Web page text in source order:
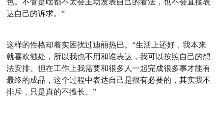
色。不管是啥都不太会主动发表自己的看法，也不会直接表
达自己的诉求。”
这样的性格却着实困扰过迪丽热巴。“生活上还好，我本来
就喜欢独处，所以我也不用和谁表达，我可以按照自己的想
法安排。但在工作上我需要和很多人一起完成很多事才能有
最终的成品，这个过程中表达自己是很有必要的，其实我不
排斥，只是真的不擅长。”